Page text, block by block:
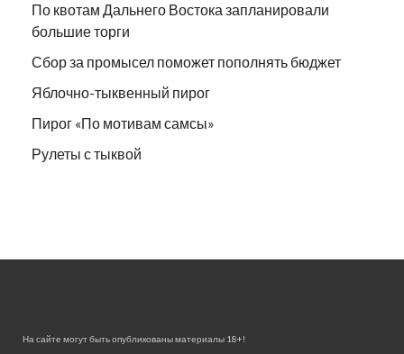
По квотам Дальнего Востока запланировали
большие торги
Сбор за промысел поможет пополнять бюджет
Яблочно-тыквенный пирог
Пирог «По мотивам самсы»
Рулеты с тыквой
На сайте могут быть опубликованы материалы 18+!